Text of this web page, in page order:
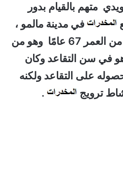
متهم بالقيام بدور
في مدينة مالمو ،
الرجل المدان هو يبلغ من العمر 67 عامًا وهو من
في سن التقاعد وكان
على التقاعد ولكنه
ترويج
.